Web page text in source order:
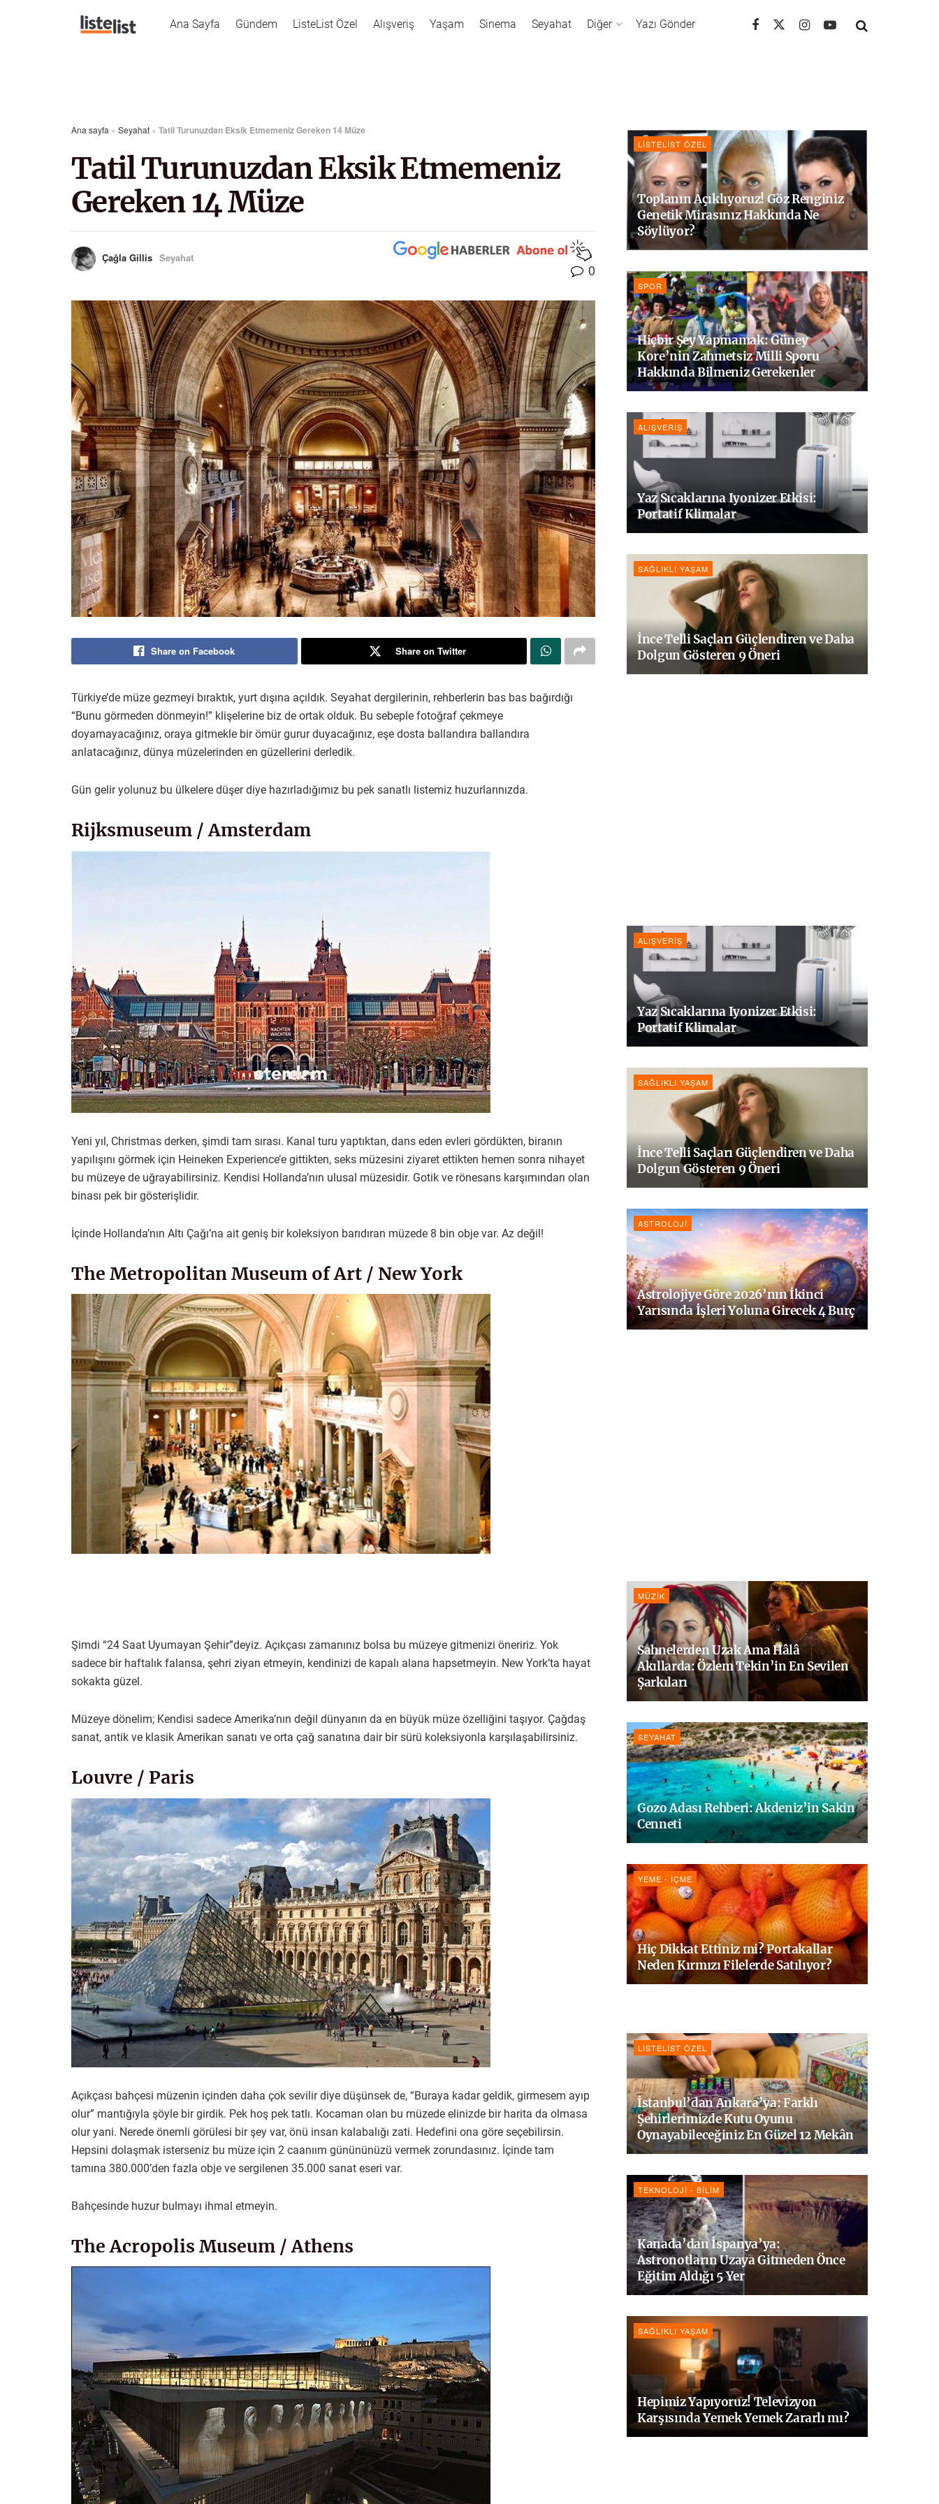
Ana Sayfa Gündem ListeList Özel Alışveriş Yaşam Sinema Seyahat Diğer Yazı Gönder
Ana sayfa » Seyahat » Tatil Turunuzdan Eksik Etmemeniz Gereken 14 Müze
Tatil Turunuzdan Eksik Etmemeniz
Gereken 14 Müze
Çağla Gillis Seyahat
0
Share on Facebook Share on Twitter
Türkiye’de müze gezmeyi bıraktık, yurt dışına açıldık. Seyahat dergilerinin, rehberlerin bas bas bağırdığı
“Bunu görmeden dönmeyin!” klişelerine biz de ortak olduk. Bu sebeple fotoğraf çekmeye
doyamayacağınız, oraya gitmekle bir ömür gurur duyacağınız, eşe dosta ballandıra ballandıra
anlatacağınız, dünya müzelerinden en güzellerini derledik.
Gün gelir yolunuz bu ülkelere düşer diye hazırladığımız bu pek sanatlı listemiz huzurlarınızda.
Rijksmuseum / Amsterdam
Yeni yıl, Christmas derken, şimdi tam sırası. Kanal turu yaptıktan, dans eden evleri gördükten, biranın
yapılışını görmek için Heineken Experience’e gittikten, seks müzesini ziyaret ettikten hemen sonra nihayet
bu müzeye de uğrayabilirsiniz. Kendisi Hollanda’nın ulusal müzesidir. Gotik ve rönesans karşımından olan
binası pek bir gösterişlidir.
İçinde Hollanda’nın Altı Çağı’na ait geniş bir koleksiyon barıdıran müzede 8 bin obje var. Az değil!
The Metropolitan Museum of Art / New York
Şimdi “24 Saat Uyumayan Şehir”deyiz. Açıkçası zamanınız bolsa bu müzeye gitmenizi öneririz. Yok
sadece bir haftalık falansa, şehri ziyan etmeyin, kendinizi de kapalı alana hapsetmeyin. New York’ta hayat
sokakta güzel.
Müzeye dönelim; Kendisi sadece Amerika’nın değil dünyanın da en büyük müze özelliğini taşıyor. Çağdaş
sanat, antik ve klasik Amerikan sanatı ve orta çağ sanatına dair bir sürü koleksiyonla karşılaşabilirsiniz.
Louvre / Paris
Açıkçası bahçesi müzenin içinden daha çok sevilir diye düşünsek de, “Buraya kadar geldik, girmesem ayıp
olur” mantığıyla şöyle bir girdik. Pek hoş pek tatlı. Kocaman olan bu müzede elinizde bir harita da olmasa
olur yani. Nerede önemli görülesi bir şey var, önü insan kalabalığı zati. Hedefini ona göre seçebilirsin.
Hepsini dolaşmak isterseniz bu müze için 2 caanıım günününüzü vermek zorundasınız. İçinde tam
tamına 380.000’den fazla obje ve sergilenen 35.000 sanat eseri var.
Bahçesinde huzur bulmayı ihmal etmeyin.
The Acropolis Museum / Athens
LISTELIST ÖZEL
Toplanın Açıklıyoruz! Göz Renginiz
Genetik Mirasınız Hakkında Ne
Söylüyor?
SPOR
Hiçbir Şey Yapmamak: Güney
Kore’nin Zahmetsiz Milli Sporu
Hakkında Bilmeniz Gerekenler
ALIŞVERIŞ
Yaz Sıcaklarına Iyonizer Etkisi:
Portatif Klimalar
SAĞLIKLI YAŞAM
İnce Telli Saçları Güçlendiren ve Daha
Dolgun Gösteren 9 Öneri
ALIŞVERIŞ
Yaz Sıcaklarına Iyonizer Etkisi:
Portatif Klimalar
SAĞLIKLI YAŞAM
İnce Telli Saçları Güçlendiren ve Daha
Dolgun Gösteren 9 Öneri
ASTROLOJI
Astrolojiye Göre 2026’nın İkinci
Yarısında İşleri Yoluna Girecek 4 Burç
MÜZIK
Sahnelerden Uzak Ama Hâlâ
Akıllarda: Özlem Tekin’in En Sevilen
Şarkıları
SEYAHAT
Gozo Adası Rehberi: Akdeniz’in Sakin
Cenneti
YEME - İÇME
Hiç Dikkat Ettiniz mi? Portakallar
Neden Kırmızı Filelerde Satılıyor?
LISTELIST ÖZEL
İstanbul’dan Ankara’ya: Farklı
Şehirlerimizde Kutu Oyunu
Oynayabileceğiniz En Güzel 12 Mekân
TEKNOLOJI - BILIM
Kanada’dan İspanya’ya:
Astronotların Uzaya Gitmeden Önce
Eğitim Aldığı 5 Yer
SAĞLIKLI YAŞAM
Hepimiz Yapıyoruz! Televizyon
Karşısında Yemek Yemek Zararlı mı?